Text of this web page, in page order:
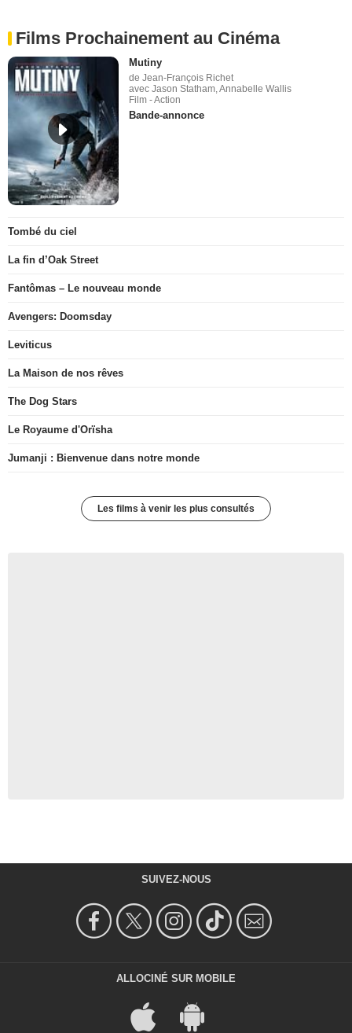
Films Prochainement au Cinéma
Mutiny
de Jean-François Richet
avec Jason Statham, Annabelle Wallis
Film - Action
Bande-annonce
Tombé du ciel
La fin d’Oak Street
Fantômas – Le nouveau monde
Avengers: Doomsday
Leviticus
La Maison de nos rêves
The Dog Stars
Le Royaume d'Orïsha
Jumanji : Bienvenue dans notre monde
Les films à venir les plus consultés
SUIVEZ-NOUS
ALLOCINÉ SUR MOBILE